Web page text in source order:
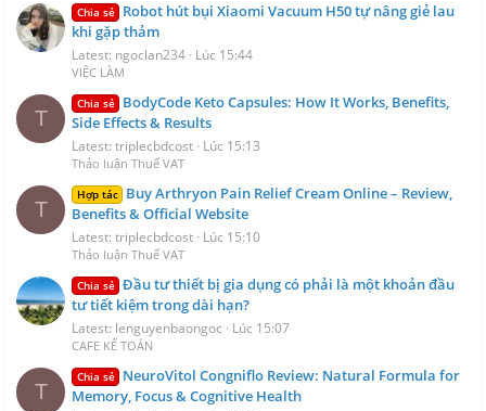
Chia sẻ Robot hút bụi Xiaomi Vacuum H50 tự nâng giẻ lau
khi gặp thảm
Latest: ngoclan234 Lúc 15:44
VIỆC LÀM
T
Chia sẻ BodyCode Keto Capsules: How It Works, Benefits,
Side Effects & Results
Latest: triplecbdcost Lúc 15:13
Thảo luận Thuế VAT
T
Hợp tác Buy Arthryon Pain Relief Cream Online – Review,
Benefits & Official Website
Latest: triplecbdcost Lúc 15:10
Thảo luận Thuế VAT
Chia sẻ Đầu tư thiết bị gia dụng có phải là một khoản đầu
tư tiết kiệm trong dài hạn?
Latest: lenguyenbaongoc Lúc 15:07
CAFE KẾ TOÁN
T
Chia sẻ NeuroVitol Congniflo Review: Natural Formula for
Memory, Focus & Cognitive Health